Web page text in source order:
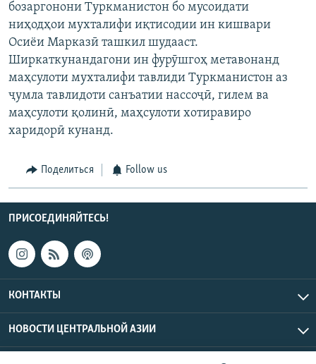
бозаргонони Туркманистон бо мусоидати
ниҳодҳои мухталифи иқтисодии ин кишвари
Осиёи Марказӣ ташкил шудааст.
Ширкаткунандагони ин фурӯшгоҳ метавонанд
маҳсулоти мухталифи тавлиди Туркманистон аз
ҷумла тавлидоти санъатии нассоҷӣ, гилем ва
маҳсулоти қолинӣ, маҳсулоти хотиравиро
харидорӣ кунанд.
Поделиться Follow us
ПРИСОЕДИНЯЙТЕСЬ!
КОНТАКТЫ
НОВОСТИ ЦЕНТРАЛЬНОЙ АЗИИ